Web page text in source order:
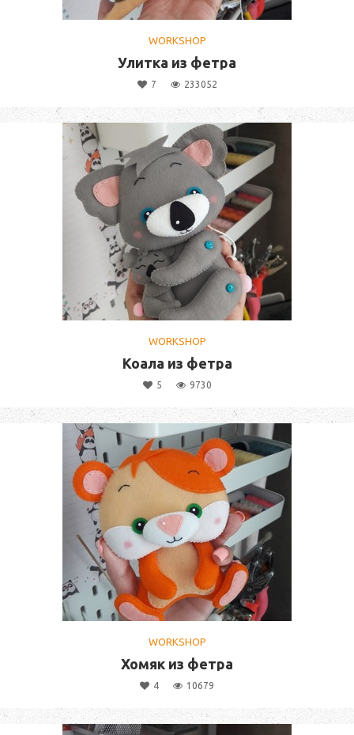
WORKSHOP
Улитка из фетра
7 233052
WORKSHOP
Коала из фетра
5 9730
WORKSHOP
Хомяк из фетра
4 10679